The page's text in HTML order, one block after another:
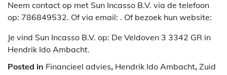
Neem contact op met Sun Incasso B.V. via de telefoon
op: 786849532. Of via email: . Of bezoek hun website:
Je vind Sun Incasso B.V. op: De Veldoven 3 3342 GR in
Hendrik Ido Ambacht.
Posted in Financieel advies, Hendrik Ido Ambacht, Zuid